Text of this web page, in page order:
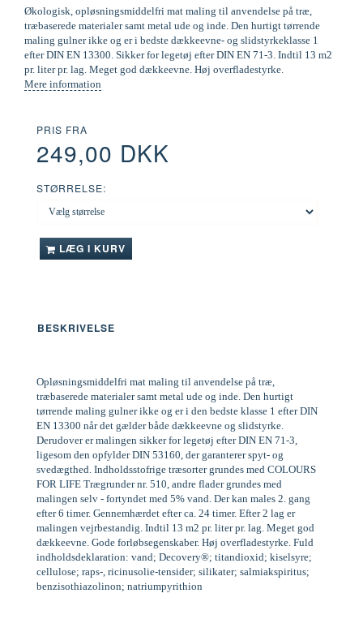
Økologisk, opløsningsmiddelfri mat maling til anvendelse på træ,
træbaserede materialer samt metal ude og inde. Den hurtigt tørrende
maling gulner ikke og er i bedste dækkeevne- og slidstyrkeklasse 1
efter DIN EN 13300. Sikker for legetøj efter DIN EN 71-3. Indtil 13 m2
pr. liter pr. lag. Meget god dækkeevne. Høj overfladestyrke.
Mere information
PRIS FRA
249,00 DKK
STØRRELSE:
LÆG I KURV
BESKRIVELSE
Opløsningsmiddelfri mat maling til anvendelse på træ,
træbaserede materialer samt metal ude og inde. Den hurtigt
tørrende maling gulner ikke og er i den bedste klasse 1 efter DIN
EN 13300 når det gælder både dækkeevne og slidstyrke.
Derudover er malingen sikker for legetøj efter DIN EN 71-3,
ligesom den opfylder DIN 53160, der garanterer spyt- og
svedægthed. Indholdsstofrige træsorter grundes med COLOURS
FOR LIFE Trægrunder nr. 510, andre flader grundes med
malingen selv - fortyndet med 5% vand. Der kan males 2. gang
efter 6 timer. Gennemhærdet efter ca. 24 timer. Efter 2 lag er
malingen vejrbestandig. Indtil 13 m2 pr. liter pr. lag. Meget god
dækkeevne. Gode forløbsegenskaber. Høj overfladestyrke. Fuld
indholdsdeklaration: vand; Decovery®; titandioxid; kiselsyre;
cellulose; raps-, ricinusolie-tensider; silikater; salmiakspiritus;
benzisothiazolinon; natriumpyrithion